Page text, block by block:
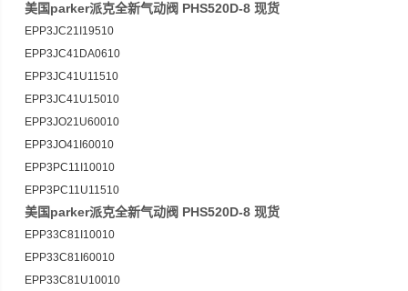
美国parker派克全新气动阀 PHS520D-8 现货
EPP3JC21I19510
EPP3JC41DA0610
EPP3JC41U11510
EPP3JC41U15010
EPP3JO21U60010
EPP3JO41I60010
EPP3PC11I10010
EPP3PC11U11510
美国parker派克全新气动阀 PHS520D-8 现货
EPP33C81I10010
EPP33C81I60010
EPP33C81U10010